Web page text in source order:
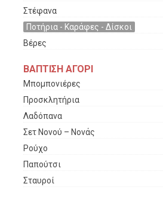
Στέφανα
Ποτήρια - Καράφες - Δίσκοι
Βέρες
ΒΑΠΤΙΣΗ ΑΓΟΡΙ
Μπομπονιέρες
Προσκλητήρια
Λαδόπανα
Σετ Νονού – Νονάς
Ρούχο
Παπούτσι
Σταυροί